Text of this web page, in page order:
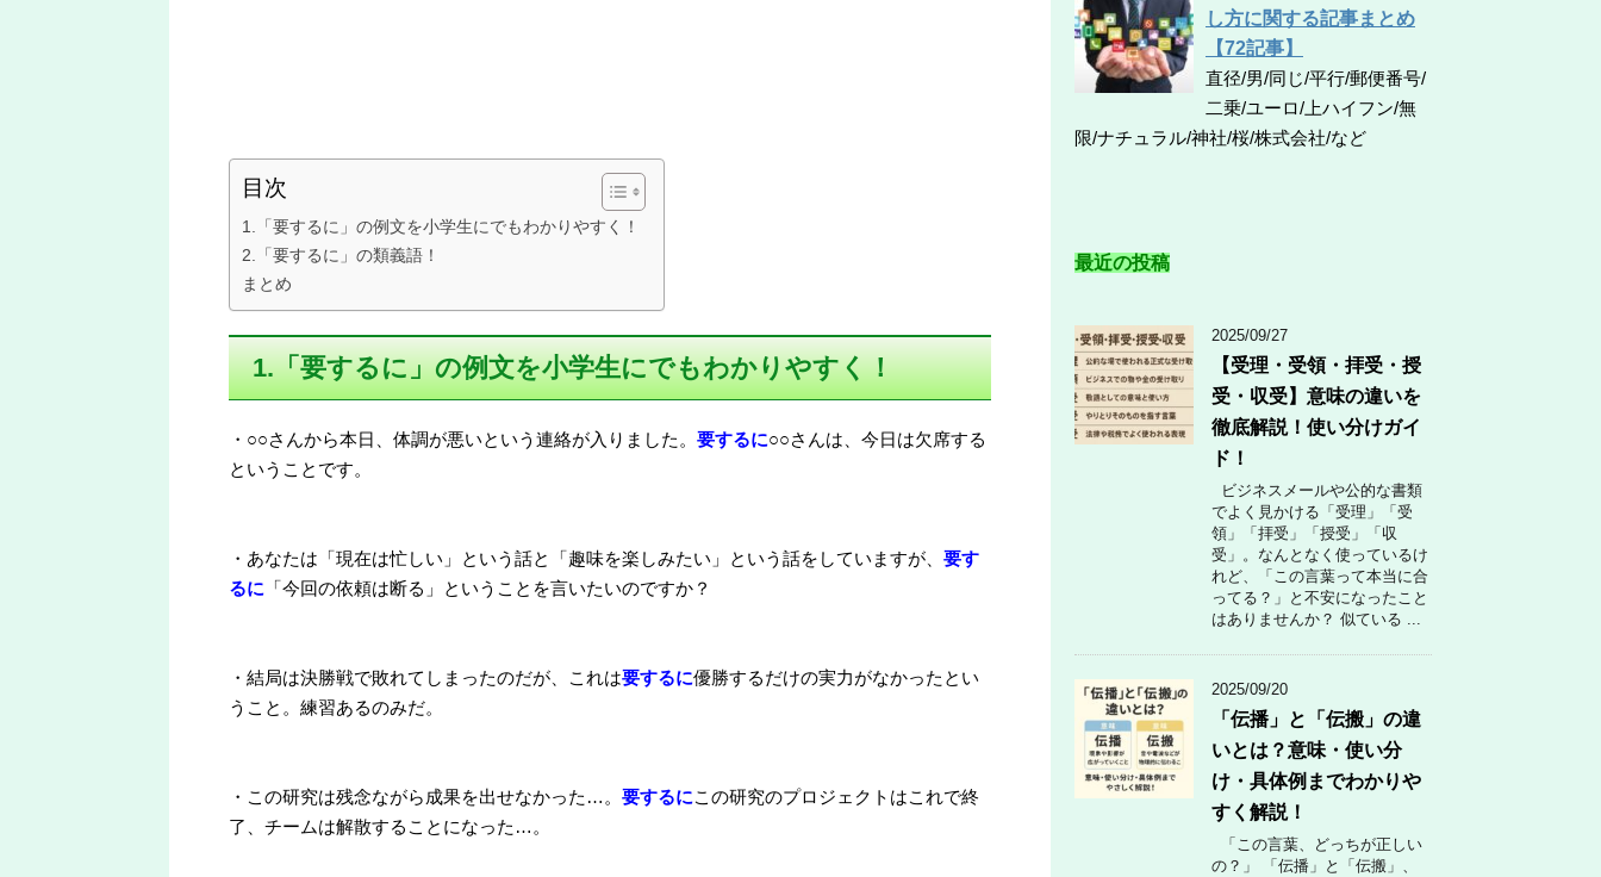
目次
1.「要するに」の例文を小学生にでもわかりやすく！
2.「要するに」の類義語！
まとめ
1.「要するに」の例文を小学生にでもわかりやすく！
・○○さんから本日、体調が悪いという連絡が入りました。 要するに○○さんは、今日は欠席する
ということです。
・あなたは「現在は忙しい」という話と「趣味を楽しみたい」という話をしていますが、 要す
るに 「今回の依頼は断る」ということを言いたいのですか？
・結局は決勝戦で敗れてしまったのだが、これは要するに優勝するだけの実力がなかったとい
うこと。練習あるのみだ。
・この研究は残念ながら成果を出せなかった…。 要するにこの研究のプロジェクトはこれで終
了、チームは解散することになった…。
し方に関する記事まとめ
【72記事】
直径/男/同じ/平行/郵便番号/
二乗/ユーロ/上ハイフン/無
限/ナチュラル/神社/桜/株式会社/など
最近の投稿
2025/09/27
【受理・受領・拝受・授
受・収受】意味の違いを
徹底解説！使い分けガイ
ド！
ビジネスメールや公的な書類
でよく見かける「受理」「受
領」「拝受」「授受」「収
受」。なんとなく使っているけ
れど、「この言葉って本当に合
ってる？」と不安になったこと
はありませんか？ 似ている ...
2025/09/20
「伝播」と「伝搬」の違
いとは？意味・使い分
け・具体例までわかりや
すく解説！
「この言葉、どっちが正しい
の？」 「伝播」と「伝搬」、